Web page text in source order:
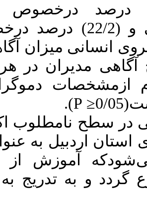
(13/3) درصد درخصوص معیار
اولویت‌بندی مراکز درمانی و (22/2) درصد درخصوص
میزان آگاهی در
در هر چهار
دموگرافیکی
نامطلوب اکثریت
به عنوان یک
آموزش از سطح
تدریج به سایر